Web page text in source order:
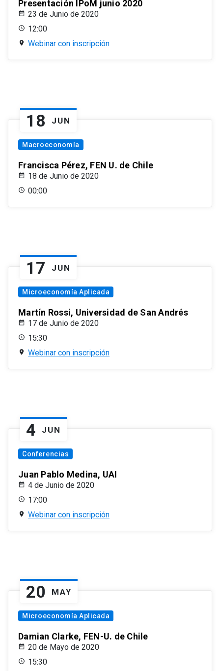
Presentación IPoM junio 2020
23 de Junio de 2020
12:00
Webinar con inscripción
18 JUN
Macroeconomía
Francisca Pérez, FEN U. de Chile
18 de Junio de 2020
00:00
17 JUN
Microeconomía Aplicada
Martín Rossi, Universidad de San Andrés
17 de Junio de 2020
15:30
Webinar con inscripción
4 JUN
Conferencias
Juan Pablo Medina, UAI
4 de Junio de 2020
17:00
Webinar con inscripción
20 MAY
Microeconomía Aplicada
Damian Clarke, FEN-U. de Chile
20 de Mayo de 2020
15:30